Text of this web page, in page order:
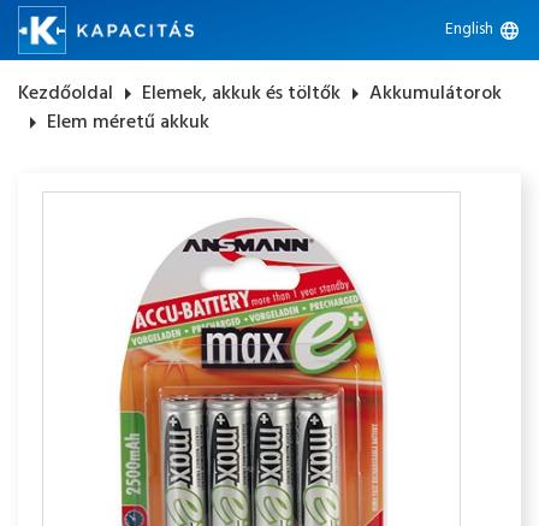
English language
Kezdőoldal arrow_right Elemek, akkuk és töltők arrow_right Akkumulátorok
arrow_right Elem méretű akkuk